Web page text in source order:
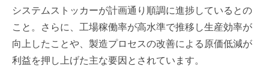
システムストッカーが計画通り順調に進捗しているとの
こと。さらに、工場稼働率が高水準で推移し生産効率が
向上したことや、製造プロセスの改善による原価低減が
利益を押し上げた主な要因とされています。